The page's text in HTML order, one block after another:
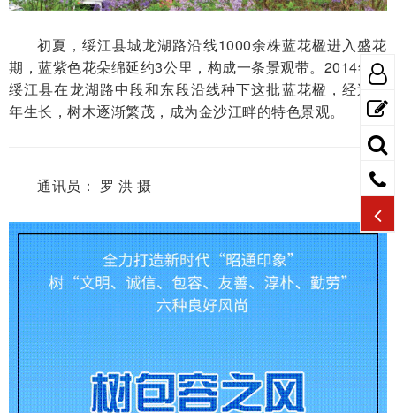
初夏，绥江县城龙湖路沿线1000余株蓝花楹进入盛花
期，蓝紫色花朵绵延约3公里，构成一条景观带。2014年，
绥江县在龙湖路中段和东段沿线种下这批蓝花楹，经过多
年生长，树木逐渐繁茂，成为金沙江畔的特色景观。
通讯员： 罗 洪 摄